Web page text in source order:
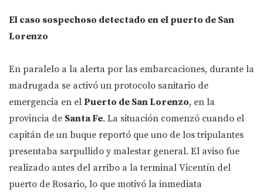
El caso sospechoso detectado en el puerto de San
Lorenzo
En paralelo a la alerta por las embarcaciones, durante la
madrugada se activó un protocolo sanitario de
emergencia en el Puerto de San Lorenzo, en la
provincia de Santa Fe. La situación comenzó cuando el
capitán de un buque reportó que uno de los tripulantes
presentaba sarpullido y malestar general. El aviso fue
realizado antes del arribo a la terminal Vicentín del
puerto de Rosario, lo que motivó la inmediata